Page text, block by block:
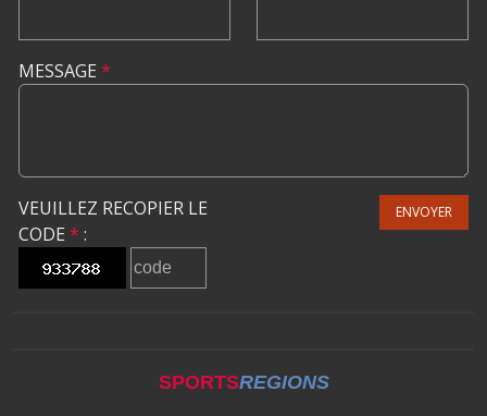
MESSAGE *
VEUILLEZ RECOPIER LE
CODE * :
ENVOYER
SPORTSREGIONS